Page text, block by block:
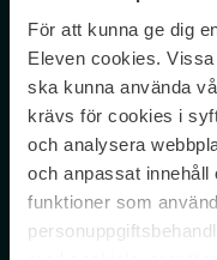
För att kunna ge dig
Eleven cookies.
ska kunna använda
krävs för cookies i
och analysera
och anpassat
funktioner som
Never miss
Sign up to
Genom att prenumerera